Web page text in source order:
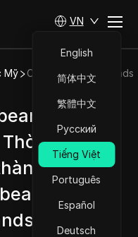
VN
English
简体中文
繁體中文
Русский
Tiếng Việt
Português
Español
Deutsch
Mỹ Caribbean Netherlands
gian
phố